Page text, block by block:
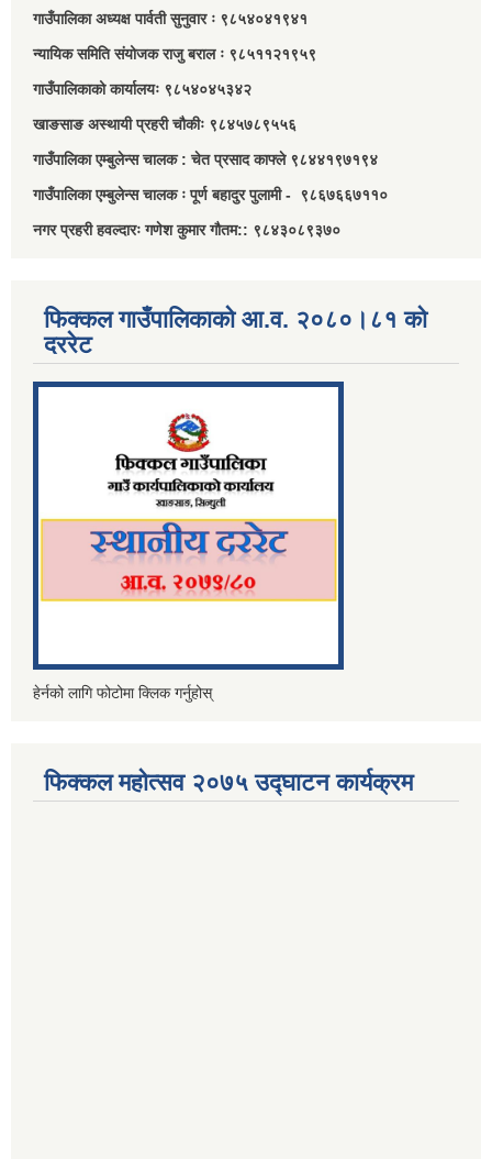
गाउँपालिका अध्यक्ष पार्वती सुनुवार ः ९८५४०४१९४१
न्यायिक समिति संयोजक राजु बराल ः ९८५११२१९५९
गाउँपालिकाको कार्यालयः ९८५४०४५३४२
खाङसाङ अस्थायी प्रहरी चौकीः ९८४५७८९५५६
गाउँपालिका एम्बुलेन्स चालक : चेत प्रसाद काफ्ले ९८४४१९७१९४
गाउँपालिका एम्बुलेन्स चालक ः पूर्ण बहादुर पुलामी - ९८६७६६७११०
नगर प्रहरी हवल्दारः गणेश कुमार गौतम:: ९८४३०८९३७०
फिक्कल गाउँपालिकाको आ.व. २०८०।८१ को
दररेट
हेर्नको लागि फोटोमा क्लिक गर्नुहोस्
फिक्कल महोत्सव २०७५ उद्घाटन कार्यक्रम